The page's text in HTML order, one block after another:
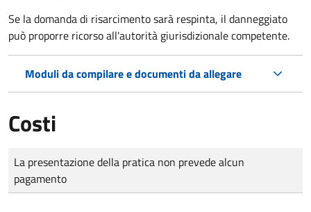
Se la domanda di risarcimento sarà respinta, il danneggiato
può proporre ricorso all'autorità giurisdizionale competente.
Moduli da compilare e documenti da allegare
Costi
Tipo di pagamento
Importo
La presentazione della pratica non prevede alcun
pagamento